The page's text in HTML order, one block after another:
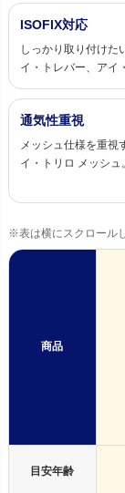
ISOFIX対応
しっかり取り付けた
イ・トレバー、アイ
通気性重視
メッシュ仕様を重視
イ・トリロ メッシュ。
※表は横にスクロール
商品
目安年齢